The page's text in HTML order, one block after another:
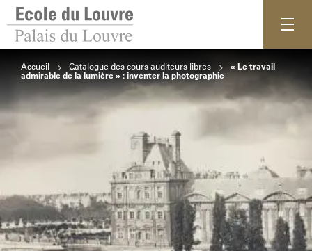
Accueil Catalogue des cours auditeurs libres « Le travail
admirable de la lumière » : inventer la photographie